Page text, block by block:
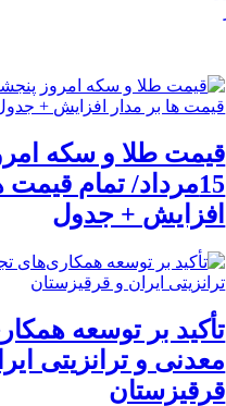
قیمت طلا و سکه
15مرداد/ تمام قیمت
افزایش + جدول
تأکید بر توسعه
معدنی و ترانزیتی
قرقیزستان